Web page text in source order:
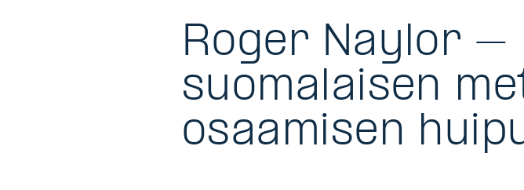
Roger Naylor –
suomalaisen
osaamisen